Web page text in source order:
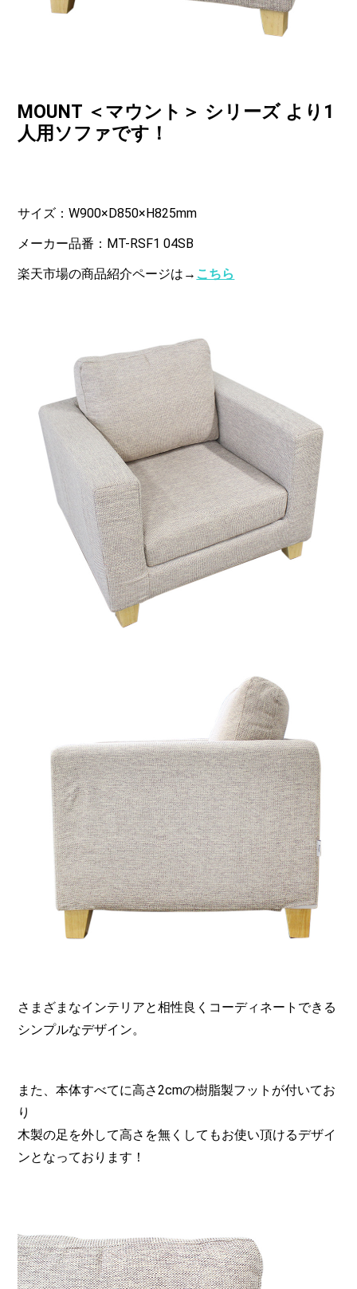
MOUNT ＜マウント＞ シリーズ より1
人用ソファです！
サイズ：W900×D850×H825mm
メーカー品番：MT-RSF1 04SB
楽天市場の商品紹介ページは→ こちら
さまざまなインテリアと相性良くコーディネートできる
シンプルなデザイン。
また、本体すべてに高さ2cmの樹脂製フットが付いてお
り
木製の足を外して高さを無くしてもお使い頂けるデザイ
ンとなっております！